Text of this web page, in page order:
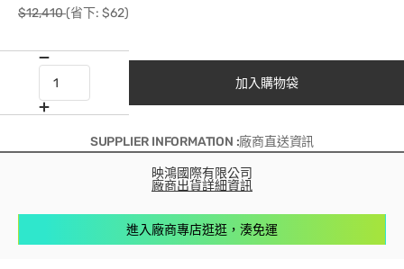
$12,410(省下: $62)
加入購物袋
SUPPLIER INFORMATION :廠商直送資訊
映鴻國際有限公司
廠商出貨詳細資訊
進入廠商專店逛逛，湊免運